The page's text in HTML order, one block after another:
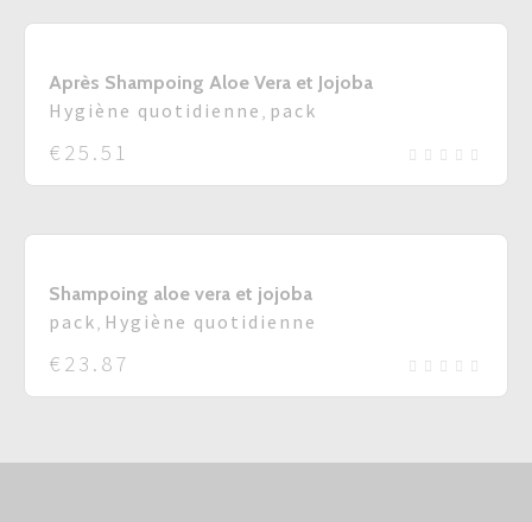
Après Shampoing Aloe Vera et Jojoba
Hygiène quotidienne pack
€ 25.51
Shampoing aloe vera et jojoba
pack Hygiène quotidienne
€ 23.87